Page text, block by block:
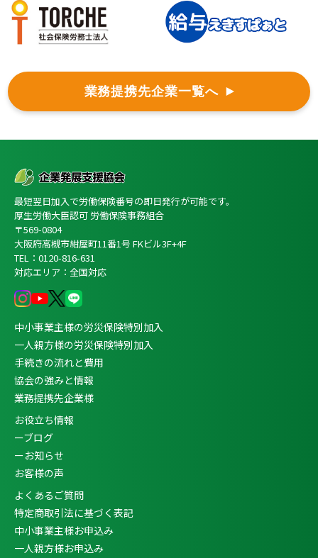
業務提携先企業一覧へ
最短翌日加入で労働保険番号の即日発行が可能です。
厚生労働大臣認可 労働保険事務組合
〒569-0804
大阪府高槻市紺屋町11番1号 FKビル3F+4F
TEL：0120-816-631
対応エリア：全国対応
中小事業主様の労災保険特別加入
一人親方様の労災保険特別加入
手続きの流れと費用
協会の強みと情報
業務提携先企業様
お役立ち情報
ーブログ
ーお知らせ
お客様の声
よくあるご質問
特定商取引法に基づく表記
中小事業主様お申込み
一人親方様お申込み